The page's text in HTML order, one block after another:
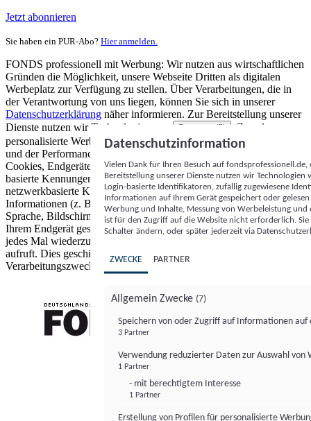
Jetzt abonnieren
Sie haben ein PUR-Abo? Hier anmelden.
FONDS professionell mit Werbung: Wir nutzen aus wirtschaftlichen
Gründen die Möglichkeit, unsere Webseite Dritten als digitalen
Werbeplatz zur Verfügung zu stellen. Über Verarbeitungen, die in
der Verantwortung von uns liegen, können Sie sich in unserer
Datenschutzerklärung näher informieren. Zur Bereitstellung unserer
Dienste nutzen wir Technologien von
Partnern (5)
. Zwecke:
personalisierte Werbung und Inhalte, Messung von Werbeleistung
und der Performance von Inhalten sowie Zielgruppenforschung.
Cookies, Endgeräte- oder ähnliche Online-Kennungen (z. B. login-
basierte Kennungen, zufällig generierte Kennungen,
netzwerkbasierte Kennungen) können zusammen mit anderen
Informationen (z. B. Browsertyp und Browserinformationen,
Sprache, Bildschirmgröße, unterstützte Technologien usw.) auf
Ihrem Endgerät gespeichert oder von dort ausgelesen werden, um es
jedes Mal wiederzuerkennen, wenn es eine App oder einer Webseite
aufruft. Dies geschieht für einen oder mehrere der hier aufgeführten
Verarbeitungszwecke.
Datenschutzinformation
Vielen Dank für Ihren Besuch auf
Bereitstellung unserer Dienste nutzen wir Technologien
Login-basierte Identifikatoren, zufällig zugewiesene
Informationen auf Ihrem Gerät gespeichert oder
Werbung und Inhalte, Messung von Werbeleistung
ist für den Zugriff auf die Website nicht erforderlich.
Schalter ändern, oder später jederzeit via
ZWECKE PARTNER
Allgemein Zwecke (7)
Speichern von oder Zugriff auf Informationen auf
3 Partner
Verwendung reduzierter Daten zur Auswahl von
1 Partner
- mit berechtigtem Interesse
1 Partner
Erstellung von Profilen für personalisierte
FONDS professionell